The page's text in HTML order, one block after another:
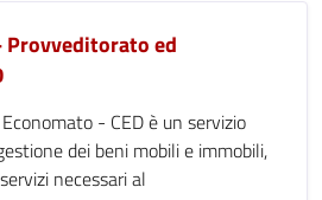
Provveditorato ed
- CED è un servizio
dei beni mobili e immobili,
necessari al